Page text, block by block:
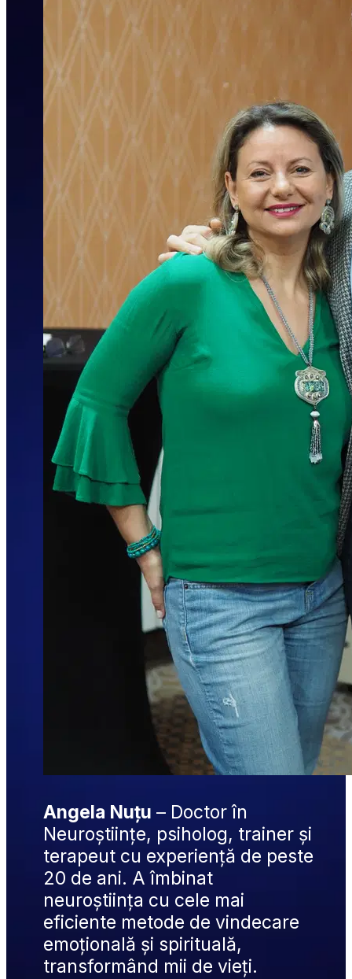
Angela Nuțu – Doctor în
Neuroștiințe, psiholog, trainer și
terapeut cu experiență de peste
20 de ani. A îmbinat
neuroștiința cu cele mai
eficiente metode de vindecare
emoțională și spirituală,
transformând mii de vieți.